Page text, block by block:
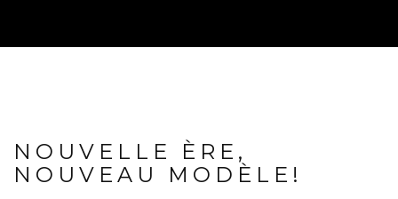
NOUVELLE ÈRE,
NOUVEAU MODÈLE!